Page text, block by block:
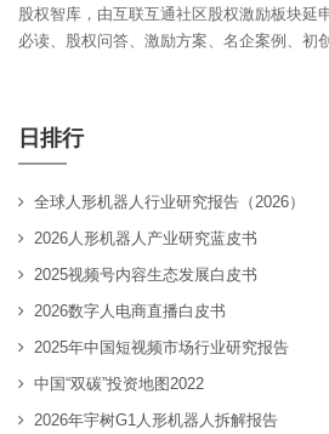
股权智库，由互联互通社区股权激励板块延
必读、股权问答、激励方案、名企案例、初
日排行
全球人形机器人行业研究报告（2026）
2026人形机器人产业研究蓝皮书
2025视频号内容生态发展白皮书
2026数字人电商直播白皮书
2025年中国短视频市场行业研究报告
中国“双碳”投资地图2022
2026年宇树G1人形机器人拆解报告